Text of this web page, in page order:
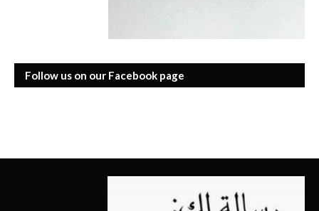
Follow us on our Facebook page